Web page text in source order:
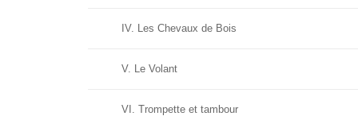
IV. Les Chevaux de Bois
V. Le Volant
VI. Trompette et tambour